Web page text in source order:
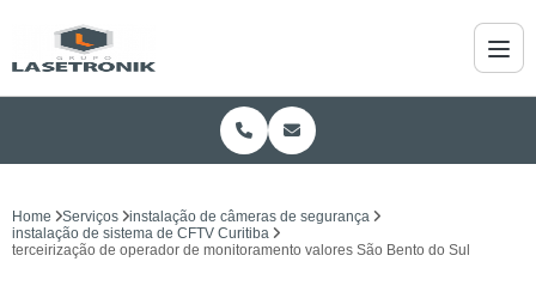
Home Serviços
instalação de câmeras de segurança
instalação de sistema de CFTV Curitiba
terceirização de operador de monitoramento valores São Bento do Sul